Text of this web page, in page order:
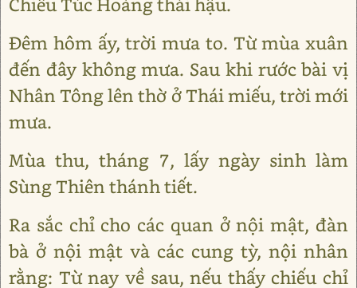
Đêm hôm ấy, trời mưa to. Từ mùa xuân
đến đây không mưa. Sau khi rước bài vị
Nhân Tông lên thờ ở Thái miếu, trời mới
mưa.
Mùa thu, tháng 7, lấy ngày sinh làm
Sùng Thiên thánh tiết.
Ra sắc chỉ cho các quan ở nội mật, đàn
bà ở nội mật và các cung tỳ, nội nhân
rằng: Từ nay về sau, nếu thấy chiếu chỉ